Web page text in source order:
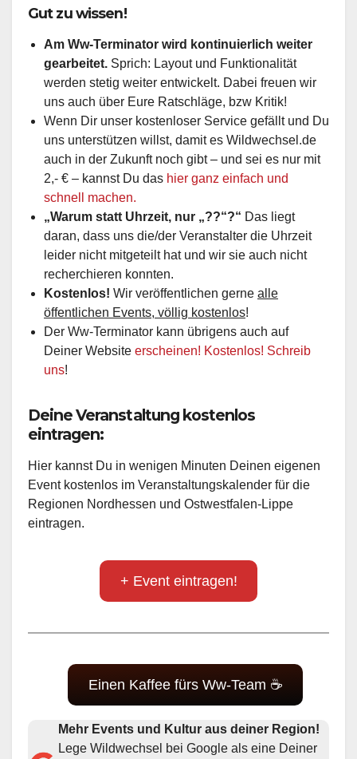
Gut zu wissen!
Am Ww-Terminator wird kontinuierlich weiter
gearbeitet. Sprich: Layout und Funktionalität
werden stetig weiter entwickelt. Dabei freuen wir
uns auch über Eure Ratschläge, bzw Kritik!
Wenn Dir unser kostenloser Service gefällt und Du
uns unterstützen willst, damit es Wildwechsel.de
auch in der Zukunft noch gibt – und sei es nur mit
2,- € – kannst Du das hier ganz einfach und
schnell machen.
„Warum statt Uhrzeit, nur „??“?“ Das liegt
daran, dass uns die/der Veranstalter die Uhrzeit
leider nicht mitgeteilt hat und wir sie auch nicht
recherchieren konnten.
Kostenlos! Wir veröffentlichen gerne alle
öffentlichen Events, völlig kostenlos!
Der Ww-Terminator kann übrigens auch auf
Deiner Website erscheinen! Kostenlos! Schreib
uns!
Deine Veranstaltung kostenlos
eintragen:
Hier kannst Du in wenigen Minuten Deinen eigenen
Event kostenlos im Veranstaltungskalender für die
Regionen Nordhessen und Ostwestfalen-Lippe
eintragen.
+ Event eintragen!
Einen Kaffee fürs Ww-Team ☕
Mehr Events und Kultur aus deiner Region!
Lege Wildwechsel bei Google als eine Deiner